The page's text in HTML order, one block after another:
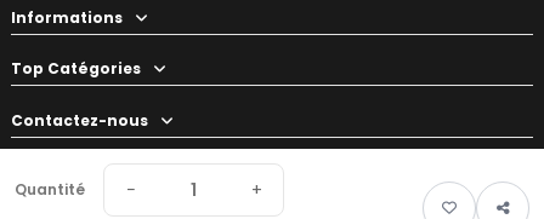
Quantité − +
Informations
Top Catégories
Contactez-nous
Votre préparateur